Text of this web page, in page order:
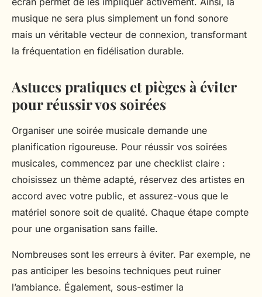
musique ne sera plus simplement un fond sonore
mais un véritable vecteur de connexion, transformant
la fréquentation en fidélisation durable.
Astuces pratiques et pièges à éviter
pour réussir vos soirées
Organiser une soirée musicale demande une
planification rigoureuse. Pour réussir vos soirées
musicales, commencez par une checklist claire :
choisissez un thème adapté, réservez des artistes en
accord avec votre public, et assurez-vous que le
matériel sonore soit de qualité. Chaque étape compte
pour une organisation sans faille.
Nombreuses sont les erreurs à éviter. Par exemple, ne
pas anticiper les besoins techniques peut ruiner
l’ambiance. Également, sous-estimer la